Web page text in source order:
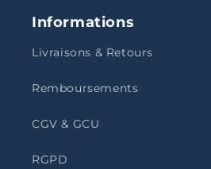
Informations
Livraisons & Retours
Remboursements
CGV & GCU
RGPD